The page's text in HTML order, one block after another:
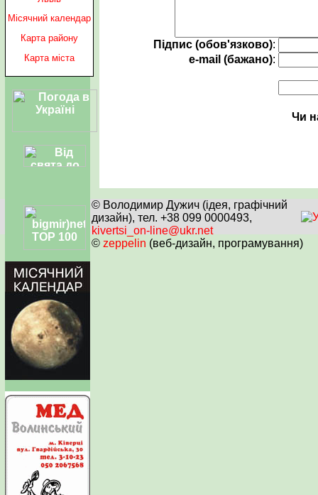
Місячний календар
Карта району
Карта міста
Підпис (обов'язково):
e-mail (бажано):
Чи
© Володимир Дужич (ідея, графічний
дизайн), тел. +38 099 0000493,
kivertsi_on-line@ukr.net
© zeppelin (веб-дизайн, програмування)